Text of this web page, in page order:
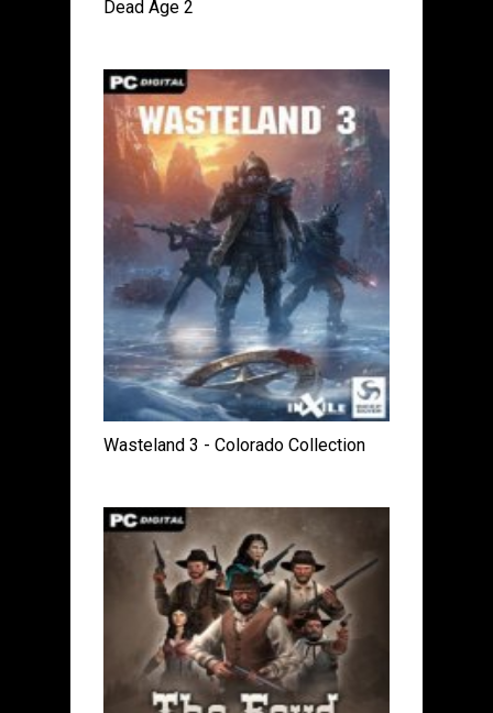
Dead Age 2
Wasteland 3 - Colorado Collection